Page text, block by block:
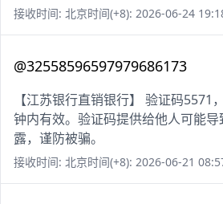
接收时间: 北京时间(+8): 2026-06-24
@32558596597979686173
【江苏银行直销银行】 验证码5571
钟内有效。验证码提供给他人可能
露，谨防被骗。
接收时间: 北京时间(+8): 2026-06-21